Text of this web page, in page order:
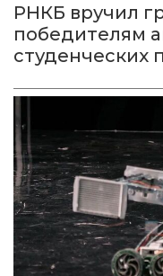
РНКБ вручил
победителям
студенческих